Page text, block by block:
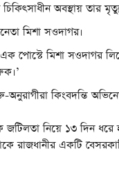
অবস্থায় তার
মিশা সওদাগর।
পোস্টে মিশা সওদাগর
অনুরাগীরা কিংবদন্তি
জটিলতা নিয়ে ১৩ দিন ধরে
রাজধানীর একটি